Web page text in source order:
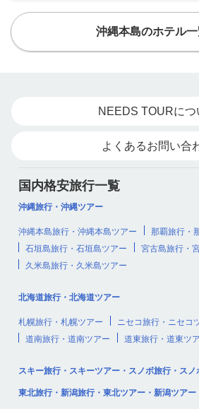
沖縄本島のホテル
NEEDS TOURにつ
よくあるお問い合
国内格安旅行一覧
沖縄旅行・沖縄ツアー
沖縄本島旅行・沖縄本島ツアー
那覇旅行・
石垣島旅行・石垣島ツアー
宮古島旅行・
久米島旅行・久米島ツアー
北海道旅行・北海道ツアー
札幌旅行・札幌ツアー
ニセコ旅行・ニセコ
道南旅行・道南ツアー
道東旅行・道東ツ
スキー旅行・スキーツアー・スノボ旅行・スノ
東北旅行・新潟旅行・東北ツアー・新潟ツアー